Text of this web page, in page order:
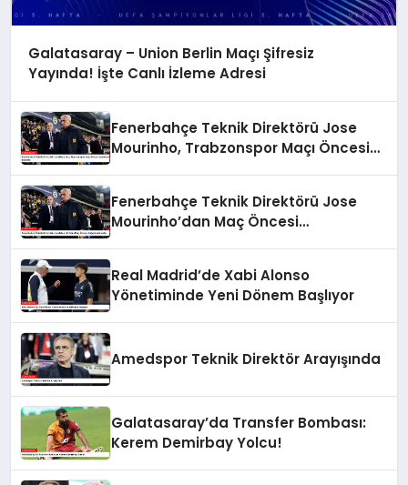
Galatasaray – Union Berlin Maçı Şifresiz
Yayında! İşte Canlı İzleme Adresi
Fenerbahçe Teknik Direktörü Jose
Mourinho, Trabzonspor Maçı Öncesi
Fenerbahçe Teknik Direktörü Jose
Mourinho’dan Maç Öncesi
Real Madrid’de Xabi Alonso
Yönetiminde Yeni Dönem Başlıyor
Amedspor Teknik Direktör Arayışında
Galatasaray’da Transfer Bombası:
Kerem Demirbay Yolcu!